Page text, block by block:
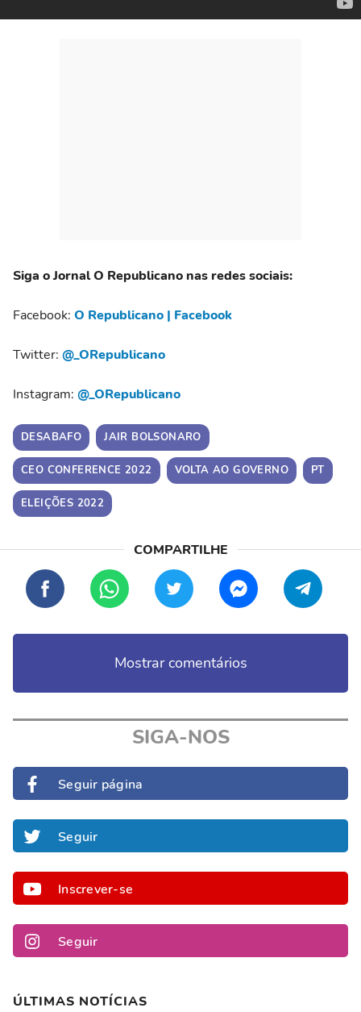
Siga o Jornal O Republicano nas redes sociais:
Facebook: O Republicano | Facebook
Twitter: @_ORepublicano
Instagram: @_ORepublicano
DESABAFO JAIR BOLSONARO
CEO CONFERENCE 2022 VOLTA AO GOVERNO PT
ELEIÇÕES 2022
Mostrar comentários
SIGA-NOS
Seguir página
Seguir
Inscrever-se
Seguir
ÚLTIMAS NOTÍCIAS